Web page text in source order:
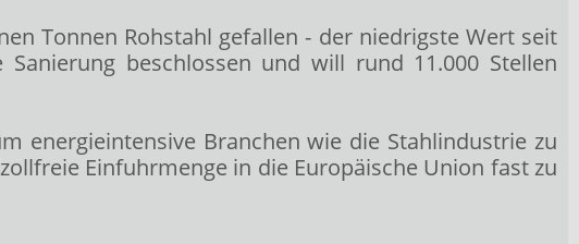
Tonnen Rohstahl gefallen - der niedrigste Wert seit
beschlossen und will rund 11.000 Stellen
energieintensive Branchen wie die Stahlindustrie zu
Einfuhrmenge in die Europäische Union fast zu